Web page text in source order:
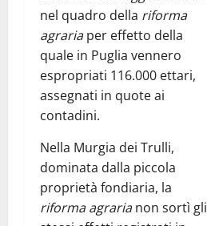
nel quadro della riforma
agrariaper effetto della
quale in Puglia vennero
espropriati 116.000 ettari,
assegnati in quote ai
contadini.
Nella Murgia dei Trulli,
dominata dalla piccola
proprietà fondiaria, la
riforma agrarianon sortì gli